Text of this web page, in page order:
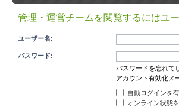
管理・運営チームを閲覧するにはユ
ユーザー名:
パスワード:
パスワードを忘れて
アカウント有効化メ
自動ログインを
オンライン状態